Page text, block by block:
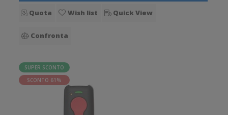
Quota Wish list Quick View
Confronta
SUPER SCONTO
SCONTO 61%